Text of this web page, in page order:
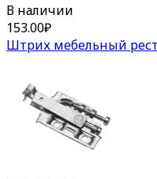
В наличии
153.00₽
Штрих мебельный